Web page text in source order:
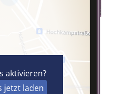
aktivieren?
jetzt laden